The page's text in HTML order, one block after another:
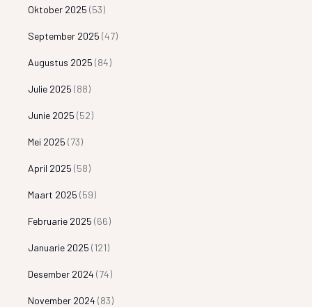
Oktober 2025 (53)
September 2025 (47)
Augustus 2025 (84)
Julie 2025 (88)
Junie 2025 (52)
Mei 2025 (73)
April 2025 (58)
Maart 2025 (59)
Februarie 2025 (66)
Januarie 2025 (121)
Desember 2024 (74)
November 2024 (83)